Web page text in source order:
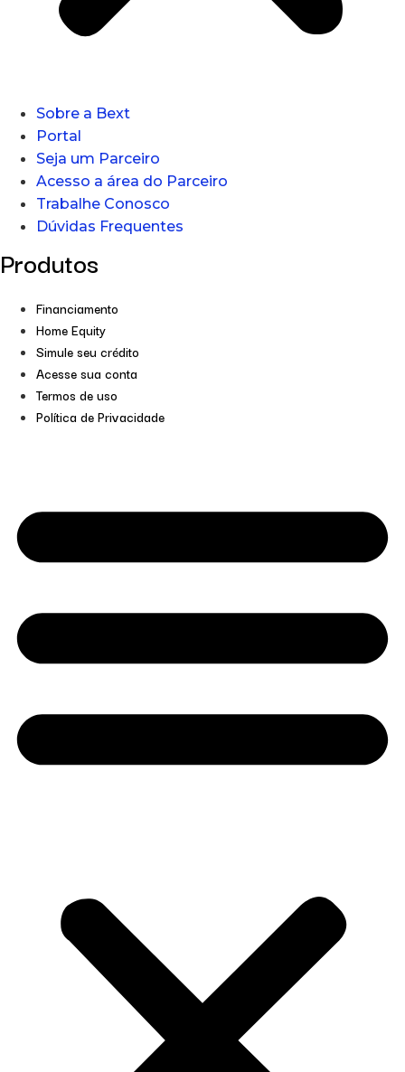
Sobre a Bext
Portal
Seja um Parceiro
Acesso a área do Parceiro
Trabalhe Conosco
Dúvidas Frequentes
Produtos
Financiamento
Home Equity
Simule seu crédito
Acesse sua conta
Termos de uso
Política de Privacidade